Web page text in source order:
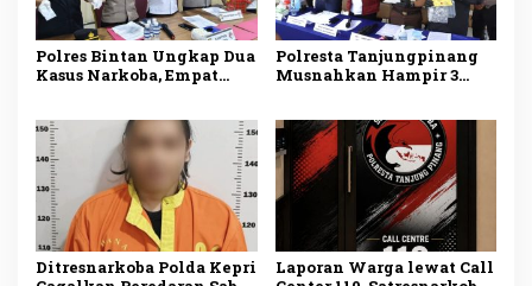
Polres Bintan Ungkap Dua
Kasus Narkoba, Empat
Polresta Tanjungpinang
Musnahkan Hampir 3
Ditangkap
Ditresnarkoba Polda Kepri
Laporan Warga lewat Call